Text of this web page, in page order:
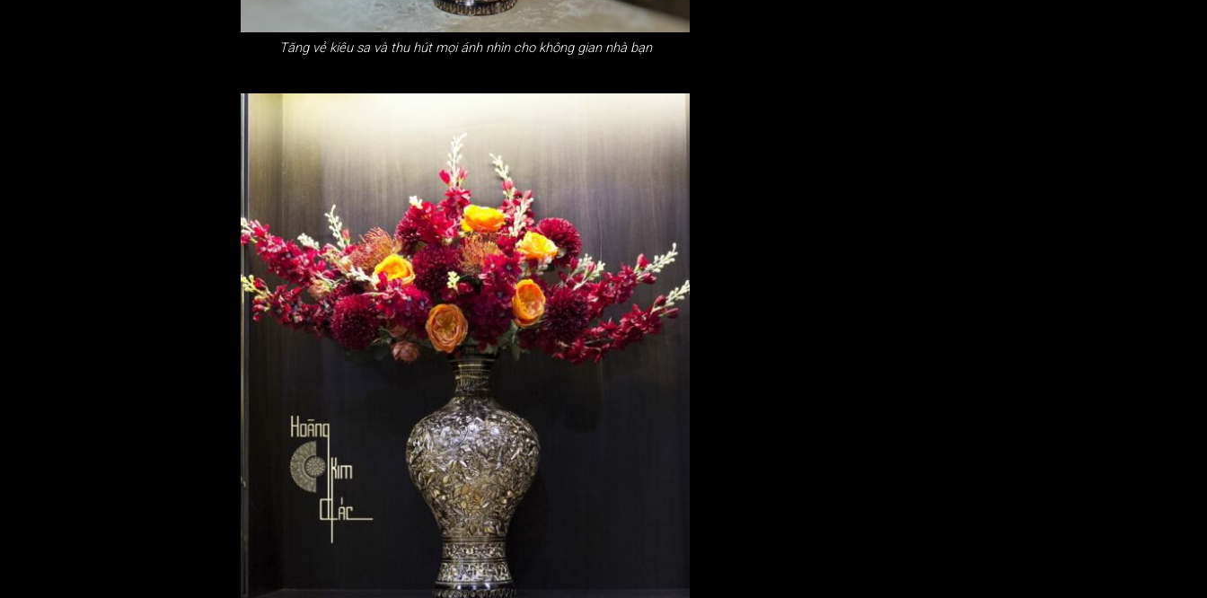
Tăng vẻ kiêu sa và thu hút mọi ánh nhìn cho không gian nhà bạn